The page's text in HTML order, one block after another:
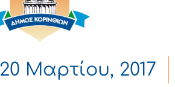
20 Μαρτίου, 2017